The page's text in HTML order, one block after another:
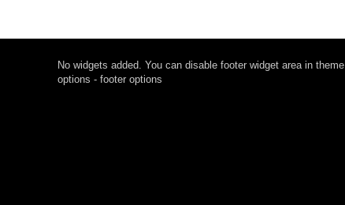
No widgets added. You can disable footer widget area in theme
options - footer options